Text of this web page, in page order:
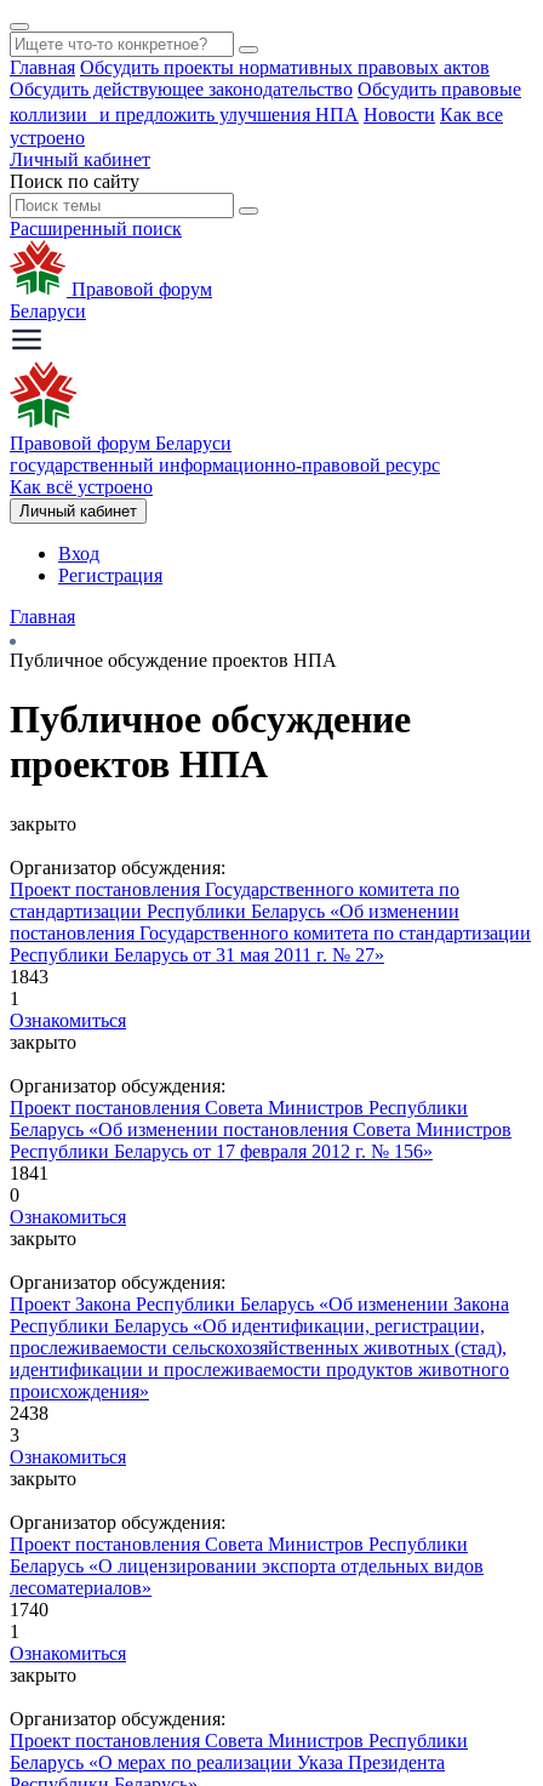
Главная Обсудить проекты нормативных правовых актов
Обсудить действующее законодательство Обсудить правовые
коллизии и предложить улучшения НПА Новости Как все
устроено
Личный кабинет
Поиск по сайту
Расширенный поиск
Правовой форум
Беларуси
Правовой форум Беларуси
государственный информационно-правовой ресурс
Как всё устроено
Личный кабинет
Вход
Регистрация
Главная
Публичное обсуждение проектов НПА
Публичное обсуждение
проектов НПА
закрыто
Организатор обсуждения:
Проект постановления Государственного комитета по
стандартизации Республики Беларусь «Об изменении
постановления Государственного комитета по стандартизации
Республики Беларусь от 31 мая 2011 г. № 27»
1843
1
Ознакомиться
закрыто
Организатор обсуждения:
Проект постановления Совета Министров Республики
Беларусь «Об изменении постановления Совета Министров
Республики Беларусь от 17 февраля 2012 г. № 156»
1841
0
Ознакомиться
закрыто
Организатор обсуждения:
Проект Закона Республики Беларусь «Об изменении Закона
Республики Беларусь «Об идентификации, регистрации,
прослеживаемости сельскохозяйственных животных (стад),
идентификации и прослеживаемости продуктов животного
происхождения»
2438
3
Ознакомиться
закрыто
Организатор обсуждения:
Проект постановления Совета Министров Республики
Беларусь «О лицензировании экспорта отдельных видов
лесоматериалов»
1740
1
Ознакомиться
закрыто
Организатор обсуждения:
Проект постановления Совета Министров Республики
Беларусь «О мерах по реализации Указа Президента